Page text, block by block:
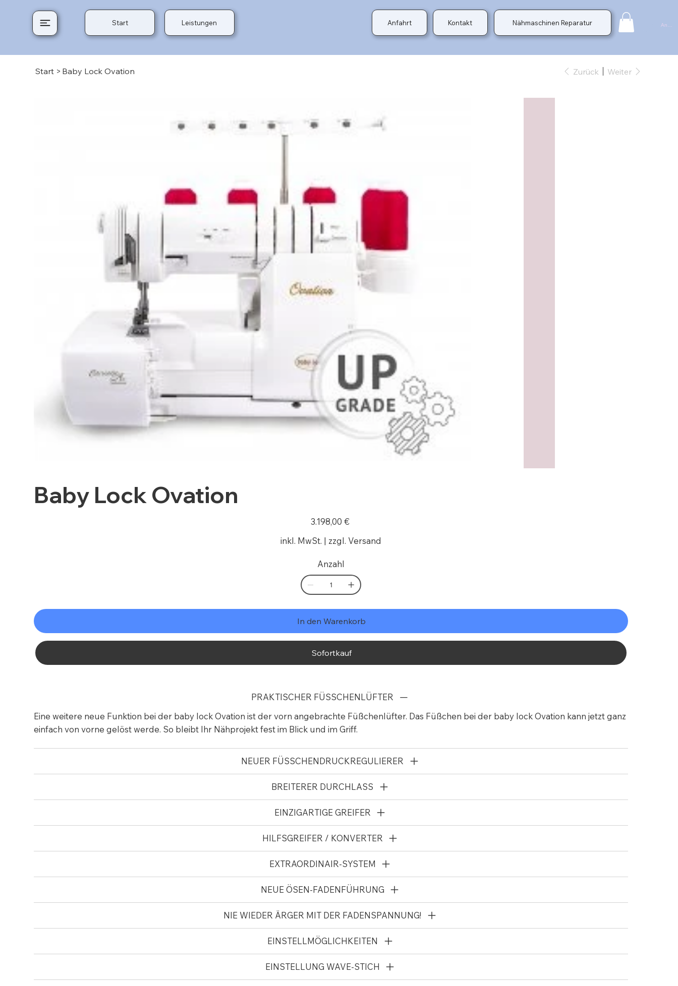
Start Leistungen Anfahrt Kontakt Nähmaschinen Reparatur
Start > Baby Lock Ovation Zurück Weiter
Baby Lock Ovation
Preis
3.198,00 €
inkl. MwSt. | zzgl. Versand
Anzahl
In den Warenkorb
Sofortkauf
PRAKTISCHER FÜSSCHENLÜFTER
Eine weitere neue Funktion bei der baby lock Ovation ist der vorn angebrachte Füßchenlüfter. Das Füßchen bei der baby lock Ovation kann jetzt ganz
einfach von vorne gelöst werde. So bleibt Ihr Nähprojekt fest im Blick und im Griff.
NEUER FÜSSCHENDRUCKREGULIERER
BREITERER DURCHLASS
EINZIGARTIGE GREIFER
HILFSGREIFER / KONVERTER
EXTRAORDINAIR-SYSTEM
NEUE ÖSEN-FADENFÜHRUNG
NIE WIEDER ÄRGER MIT DER FADENSPANNUNG!
EINSTELLMÖGLICHKEITEN
EINSTELLUNG WAVE-STICH